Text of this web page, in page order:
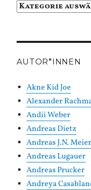
Beiträge
AUTOR*INNEN
Akne Kid Joe
Alexander
Andii Weber
Andreas Dietz
Andreas J.N. Meier
Andreas Lugauer
Andreas Prucker
Andreya